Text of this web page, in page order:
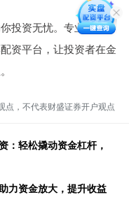
投资无忧。专业服务、
资平台，让投资者在金
点，不代表财盛证券开户观点
：轻松撬动资金杠杆，
力资金放大，提升收益